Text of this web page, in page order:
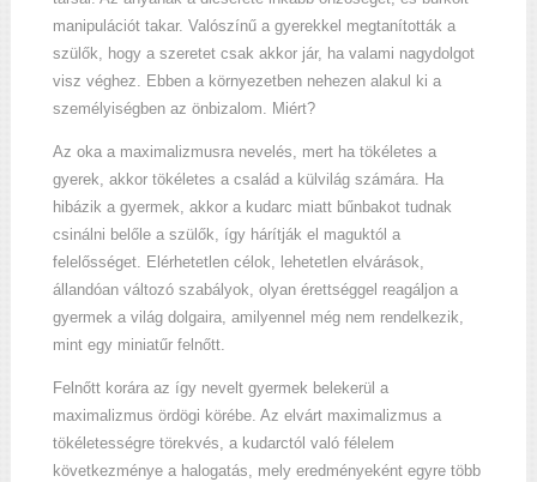
manipulációt takar. Valószínű a gyerekkel megtanították a
szülők, hogy a szeretet csak akkor jár, ha valami nagydolgot
visz véghez. Ebben a környezetben nehezen alakul ki a
személyiségben az önbizalom. Miért?
Az oka a maximalizmusra nevelés, mert ha tökéletes a
gyerek, akkor tökéletes a család a külvilág számára. Ha
hibázik a gyermek, akkor a kudarc miatt bűnbakot tudnak
csinálni belőle a szülők, így hárítják el maguktól a
felelősséget. Elérhetetlen célok, lehetetlen elvárások,
állandóan változó szabályok, olyan érettséggel reagáljon a
gyermek a világ dolgaira, amilyennel még nem rendelkezik,
mint egy miniatűr felnőtt.
Felnőtt korára az így nevelt gyermek belekerül a
maximalizmus ördögi körébe. Az elvárt maximalizmus a
tökéletességre törekvés, a kudarctól való félelem
következménye a halogatás, mely eredményeként egyre több